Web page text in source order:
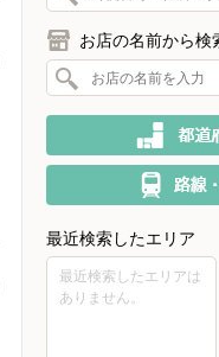
お店の名前から検
最近検索したエリア
最近検索したエリアは
ありません。